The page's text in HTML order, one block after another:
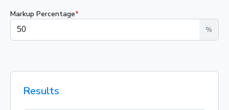
Markup Percentage*
%
Results